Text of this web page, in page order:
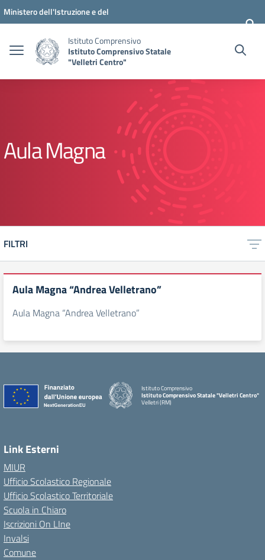
Vai ai contenuti
Vai al menu di navigazione
Vai al footer
Ministero dell'Istruzione e del
Istituto Comprensivo
Istituto Comprensivo Statale
"Velletri Centro"
Aula Magna
FILTRI
Aula Magna “Andrea Velletrano”
Aula Magna “Andrea Velletrano”
Istituto Comprensivo
Istituto Comprensivo Statale "Velletri Centro"
Velletri (RM)
Link Esterni
MIUR
Ufficio Scolastico Regionale
Ufficio Scolastico Territoriale
Scuola in Chiaro
Iscrizioni On LIne
Invalsi
Comune